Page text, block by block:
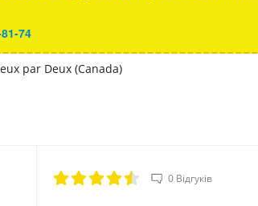
74
par Deux (Canada)
0 Відгуків